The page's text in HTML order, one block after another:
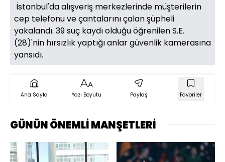
İstanbul'da alışveriş merkezlerinde müşterilerin
cep telefonu ve çantalarını çalan şüpheli
yakalandı. 39 suç kaydı olduğu öğrenilen S.E.
(28)'nin hırsızlık yaptığı anlar güvenlik kamerasına
yansıdı.
Ana Sayfa Yazı Boyutu Paylaş Favoriler
GÜNÜN ÖNEMLİ MANŞETLERİ